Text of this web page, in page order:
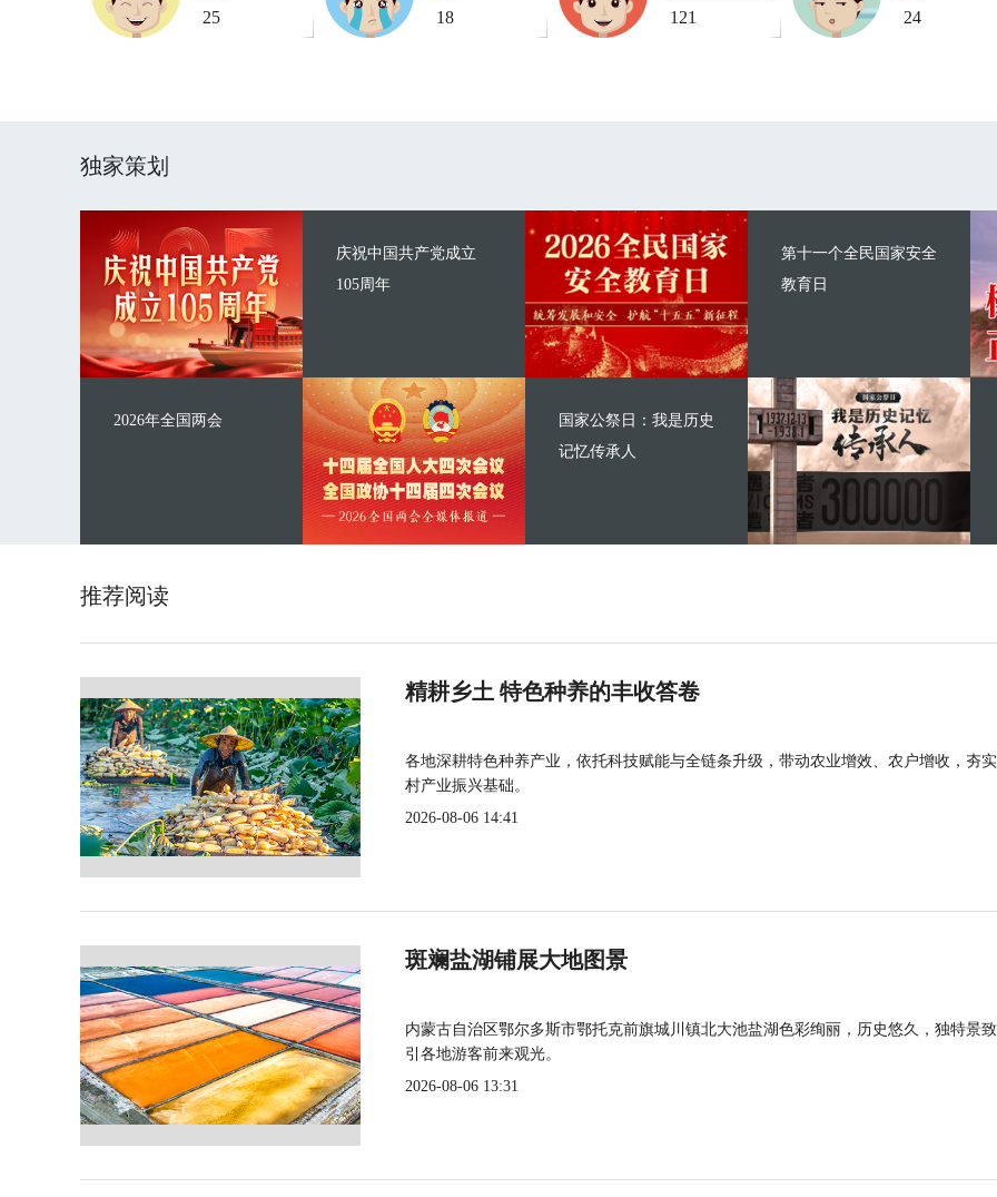
25 18 121 24
独家策划
庆祝中国共产党成立
105周年
2026年全国两会
第十一个全民国家安全
教育日
国家公祭日：我是历史
记忆传承人
推荐阅读
精耕乡土 特色种养的丰收答卷
各地深耕特色种养产业，依托科技赋能与全链条升级，带动农业增效、农户增收，夯
村产业振兴基础。
2026-08-06 14:41
斑斓盐湖铺展大地图景
内蒙古自治区鄂尔多斯市鄂托克前旗城川镇北大池盐湖色彩绚丽，历史悠久，独特景
引各地游客前来观光。
2026-08-06 13:31